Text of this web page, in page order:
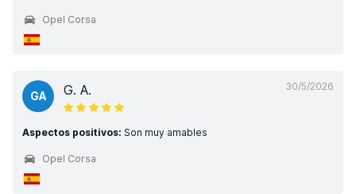
Opel Corsa
30/5/2026
GA G. A.
Aspectos positivos: Son muy amables
Opel Corsa